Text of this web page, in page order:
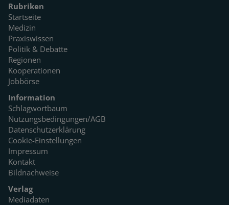
Rubriken
Startseite
Medizin
Praxiswissen
Politik & Debatte
Regionen
Kooperationen
Jobbörse
Information
Schlagwortbaum
Nutzungsbedingungen/AGB
Datenschutzerklärung
Cookie-Einstellungen
Impressum
Kontakt
Bildnachweise
Verlag
Mediadaten